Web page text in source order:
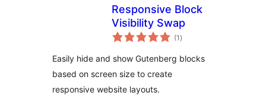
Responsive Block
Visibility Swap
(1 ຄະແນນ
ທັງໝົດ
)
Easily hide and show Gutenberg blocks
based on screen size to create
responsive website layouts.